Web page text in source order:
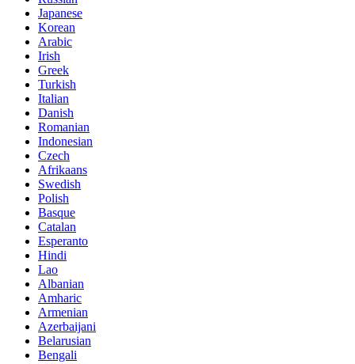
Japanese
Korean
Arabic
Irish
Greek
Turkish
Italian
Danish
Romanian
Indonesian
Czech
Afrikaans
Swedish
Polish
Basque
Catalan
Esperanto
Hindi
Lao
Albanian
Amharic
Armenian
Azerbaijani
Belarusian
Bengali